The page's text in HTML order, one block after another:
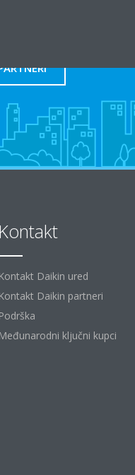
Kontakt
Kontakt Daikin ured
Kontakt Daikin partneri
Podrška
Međunarodni ključni kupci